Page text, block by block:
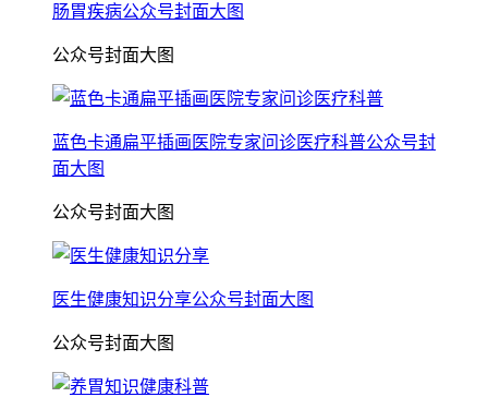
肠胃疾病公众号封面大图
公众号封面大图
蓝色卡通扁平插画医院专家问诊医疗科普公众号封
面大图
公众号封面大图
医生健康知识分享公众号封面大图
公众号封面大图